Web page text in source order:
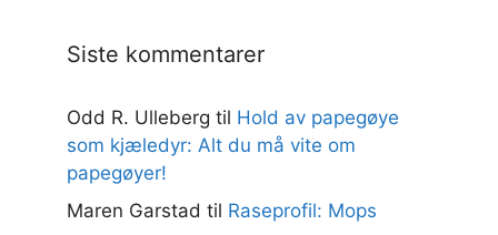
Siste kommentarer
Odd R. Ulleberg til Hold av papegøye
som kjæledyr: Alt du må vite om
papegøyer!
Maren Garstad til Raseprofil: Mops